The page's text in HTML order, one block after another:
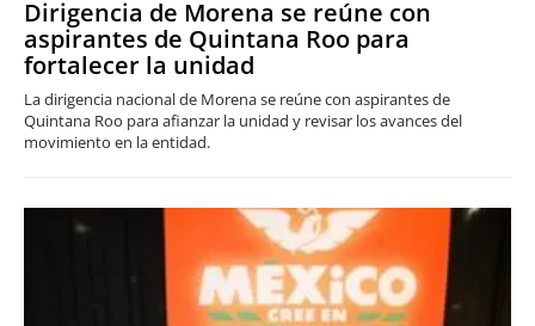
Dirigencia de Morena se reúne con
aspirantes de Quintana Roo para
fortalecer la unidad
La dirigencia nacional de Morena se reúne con aspirantes de
Quintana Roo para afianzar la unidad y revisar los avances del
movimiento en la entidad.